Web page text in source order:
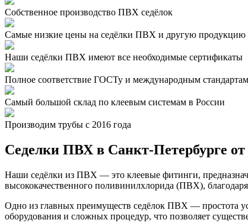
Собственное производство ПВХ седёлок
Самые низкие цены на седёлки ПВХ и другую продукцию
Наши седёлки ПВХ имеют все необходимые сертификаты
Полное соответствие ГОСТу и международным стандартам
Самый большой склад по клеевым системам в России
Производим трубы с 2016 года
Седелки ПВХ в Санкт-Петербурге от
Наши седёлки из ПВХ — это клеевые фитинги,
высококачественного поливинилхлорида (ПВХ),
Одно из главных преимуществ седёлок ПВХ — простота
оборудования и сложных процедур, что позволяет